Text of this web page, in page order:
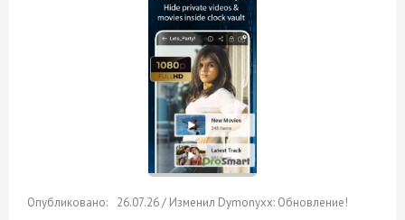
26.07.26 / Изменил Dymonyxx: Обновление!